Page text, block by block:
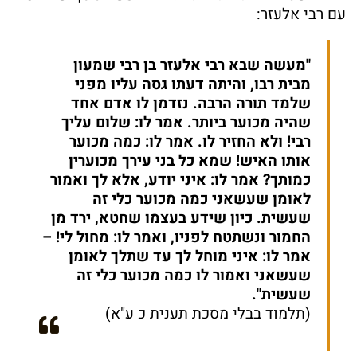
עם רבי אלעזר:
"מעשה שבא רבי אלעזר בן רבי שמעון
מבית רבו, והיתה דעתו גסה עליו מפני
שלמד תורה הרבה. נזדמן לו אדם אחד
שהיה מכוער ביותר. אמר לו: שלום עליך
רבי! ולא החזיר לו. אמר לו: כמה מכוער
אותו האיש! שמא כל בני עירך מכוערין
כמותך? אמר לו: איני יודע, אלא לך ואמור
לאומן שעשאני כמה מכוער כלי זה
שעשית. כיון שידע בעצמו שחטא, ירד מן
החמור ונשתטח לפניו, ואמר לו: מחול לי! –
אמר לו: איני מוחל לך עד שתלך לאומן
שעשאני ואמור לו כמה מכוער כלי זה
שעשית".
(תלמוד בבלי מסכת תענית כ ע"א)